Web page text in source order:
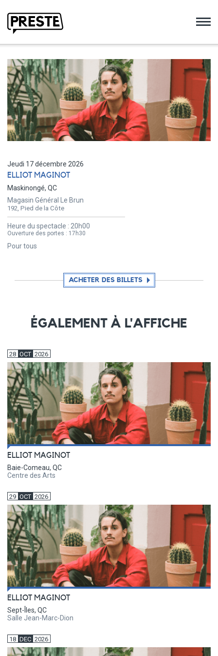
Jeudi 17 décembre 2026
ELLIOT MAGINOT
Maskinongé, QC
Magasin Général Le Brun
192, Pied de la Côte
Heure du spectacle : 20h00
Ouverture des portes : 17h30
Pour tous
ACHETER DES BILLETS
ÉGALEMENT À L'AFFICHE
28 OCT 2026
ELLIOT MAGINOT
Baie-Comeau, QC
Centre des Arts
29 OCT 2026
ELLIOT MAGINOT
Sept-Îles, QC
Salle Jean-Marc-Dion
18 DEC 2026